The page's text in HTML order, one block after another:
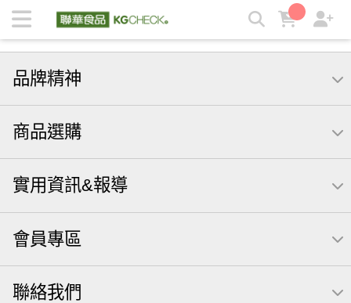
KGCHECK 聯華食品生醫研究室- 剔除不必要，吃得有感安心 |
KGCHECK聯華食品生醫研究室
品牌精神
商品選購
實用資訊&報導
會員專區
聯絡我們